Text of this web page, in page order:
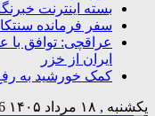
بسته اینترنت
سفر فرمانده
ایران از خزر
کمک خورشید به
یکشنبه , ۱۸ مرداد ۱۴۰۵